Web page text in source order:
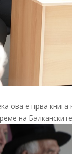
ова е прва книга
на